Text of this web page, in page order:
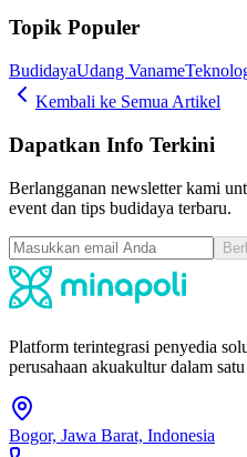
Topik Populer
BudidayaUdang Vaname
Kembali ke Semua Artikel
Dapatkan Info Terkini
Berlangganan newsletter kami
event dan tips budidaya terbaru.
Platform terintegrasi penyedia
perusahaan akuakultur dalam
Bogor, Jawa Barat, Indonesia